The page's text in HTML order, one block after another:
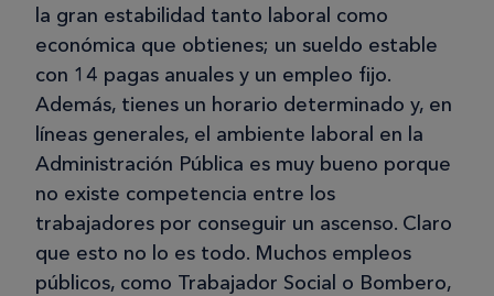
la gran estabilidad tanto laboral como
económica que obtienes; un sueldo estable
con 14 pagas anuales y un empleo fijo.
Además, tienes un horario determinado y, en
líneas generales, el ambiente laboral en la
Administración Pública es muy bueno porque
no existe competencia entre los
trabajadores por conseguir un ascenso. Claro
que esto no lo es todo. Muchos empleos
públicos, como Trabajador Social o Bombero,